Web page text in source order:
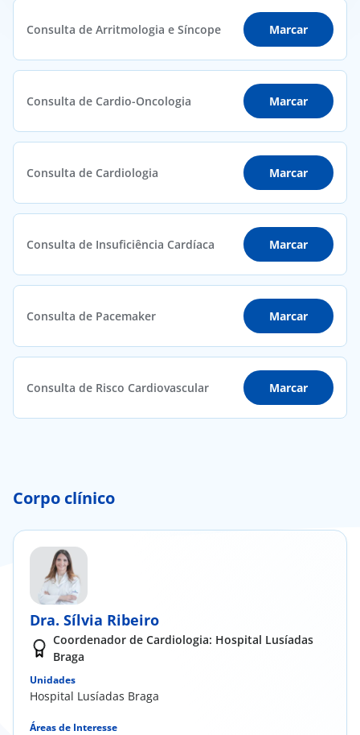
Consulta de Arritmologia e Síncope Marcar
Consulta de Cardio-Oncologia Marcar
Consulta de Cardiologia Marcar
Consulta de Insuficiência Cardíaca Marcar
Consulta de Pacemaker Marcar
Consulta de Risco Cardiovascular Marcar
Corpo clínico
Dra. Sílvia Ribeiro
Coordenador de Cardiologia: Hospital Lusíadas
Braga
Unidades
Hospital Lusíadas Braga
Áreas de Interesse